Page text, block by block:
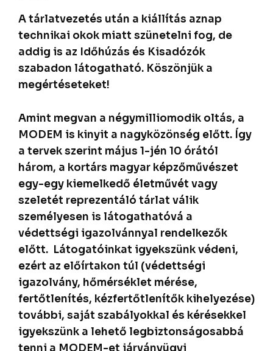
A tárlatvezetés után a kiállítás aznap
technikai okok miatt szünetelni fog, de
addig is az Időhúzás és Kisadózók
szabadon látogatható. Köszönjük a
megértéseteket!
Amint megvan a négymilliomodik oltás, a
MODEM is kinyit a nagyközönség előtt. Így
a tervek szerint május 1-jén 10 órától
három, a kortárs magyar képzőművészet
egy-egy kiemelkedő életművét vagy
szeletét reprezentáló tárlat válik
személyesen is látogathatóvá a
védettségi igazolvánnyal rendelkezők
előtt. Látogatóinkat igyekszünk védeni,
ezért az előírtakon túl (védettségi
igazolvány, hőmérséklet mérése,
fertőtlenítés, kézfertőtlenítők kihelyezése)
további, saját szabályokkal és kérésekkel
igyekszünk a lehető legbiztonságosabbá
tenni a MODEM-et járványügyi